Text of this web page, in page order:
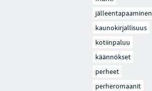
jälleentapaaminen
kaunokirjallisuus
kotiinpaluu
käännökset
perheet
perheromaanit